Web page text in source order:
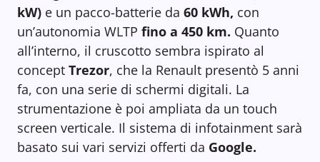
kW) e un pacco-batterie da 60 kWh, con
un’autonomia WLTP fino a 450 km. Quanto
all’interno, il cruscotto sembra ispirato al
concept Trezor, che la Renault presentò 5 anni
fa, con una serie di schermi digitali. La
strumentazione è poi ampliata da un touch
screen verticale. Il sistema di infotainment sarà
basato sui vari servizi offerti da Google.